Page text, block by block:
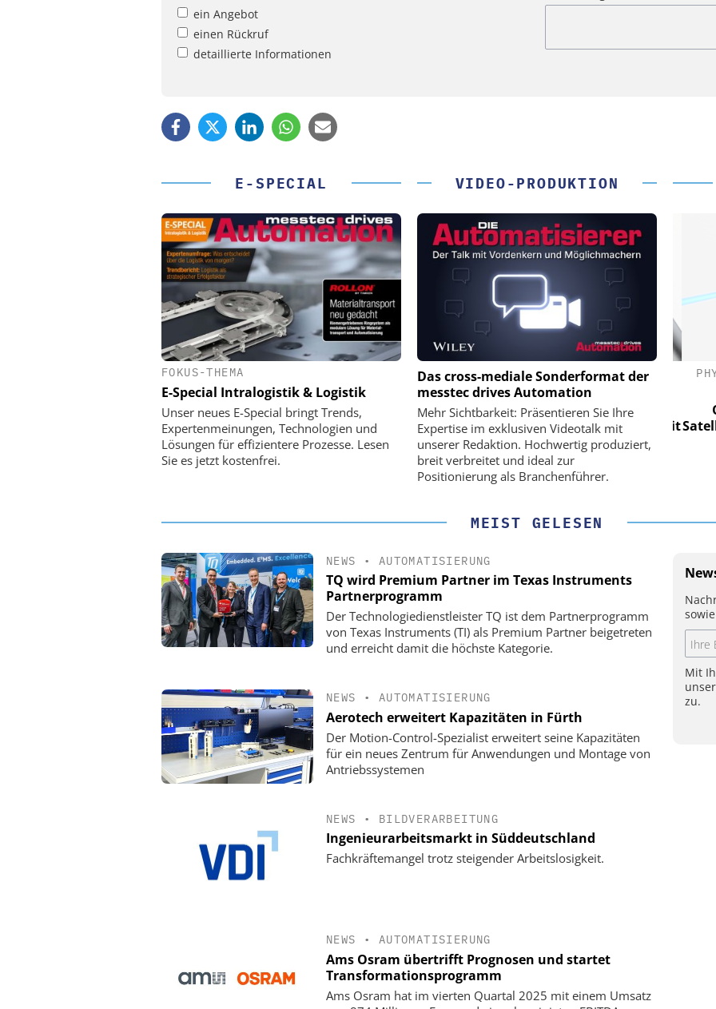
ein Angebot
einen Rückruf
detaillierte Informationen
E-SPECIAL
FOKUS-THEMA
E-Special Intralogistik & Logistik
Unser neues E-Special bringt Trends,
Expertenmeinungen, Technologien und
Lösungen für effizientere Prozesse. Lesen
Sie es jetzt kostenfrei.
VIDEO-PRODUKTION
Das cross-mediale Sonderformat der
messtec drives Automation
Mehr Sichtbarkeit: Präsentieren Sie Ihre
Expertise im exklusiven Videotalk mit
unserer Redaktion. Hochwertig produziert,
breit verbreitet und ideal zur
Positionierung als Branchenführer.
PHYSIK INSTRUMENTE (PI) SE &
CO. KG
Optische Laserlinks für LEO-
Satelliten: Blitzschnelle Präzision mit
PI-Kippspiegeln!
PHYSIK INSTRUMENTE (PI) SE &
CO. KG
Optische Laserlinks für LEO-
Satelliten: Blitzschnelle Präzision mit
PI-Kippspiegeln!
MEIST GELESEN
NEWS • AUTOMATISIERUNG
TQ wird Premium Partner im Texas Instruments
Partnerprogramm
Der Technologiedienstleister TQ ist dem Partnerprogramm
von Texas Instruments (TI) als Premium Partner beigetreten
und erreicht damit die höchste Kategorie.
NEWS • AUTOMATISIERUNG
Aerotech erweitert Kapazitäten in Fürth
Der Motion-Control-Spezialist erweitert seine Kapazitäten
für ein neues Zentrum für Anwendungen und Montage von
Antriebssystemen
NEWS • BILDVERARBEITUNG
Ingenieurarbeitsmarkt in Süddeutschland
Fachkräftemangel trotz steigender Arbeitslosigkeit.
NEWS • AUTOMATISIERUNG
Ams Osram übertrifft Prognosen und startet
Transformationsprogramm
Ams Osram hat im vierten Quartal 2025 mit einem Umsatz
Mit
zu.